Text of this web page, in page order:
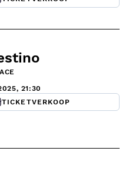
21:30
TICKETVERKOOP